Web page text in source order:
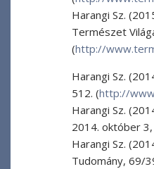
Harangi Sz.
Természet
(http://
Harangi Sz.
512. (http://
Harangi Sz.
2014. október
Harangi Sz.
Tudomány, 69/